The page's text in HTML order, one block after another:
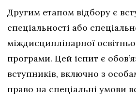
Другим етапом відбору є
спеціальності або
міждисциплінарної
програми. Цей іспит є
вступників, включно з
право на спеціальні умови